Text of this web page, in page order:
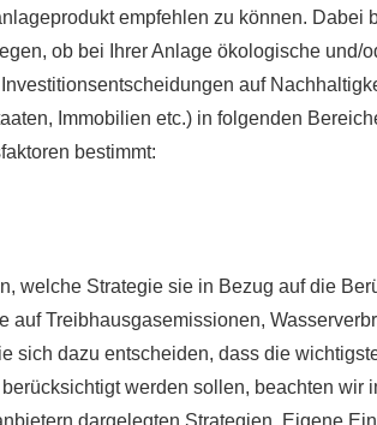
empfehlen zu können. Dabei
ob bei Ihrer Anlage ökologische und/
auf
Immobilien etc.) in folgenden
bestimmt:
welche Strategie sie in Bezug auf die
Treibhausgasemissionen,
dazu entscheiden, dass die
werden sollen, beachten wir